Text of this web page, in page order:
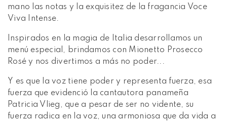
mano las notas y la exquisitez de la fragancia Voce
Viva Intense.
Inspirados en la magia de Italia desarrollamos un
menú especial, brindamos con Mionetto Prosecco
Rosé y nos divertimos a más no poder...
Y es que la voz tiene poder y representa fuerza, esa
fuerza que evidenció la cantautora panameña
Patricia Vlieg, que a pesar de ser no vidente, su
fuerza radica en la voz, una armoniosa que da vida a